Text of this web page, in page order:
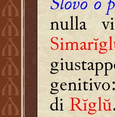
nulla
diRĭglŭ